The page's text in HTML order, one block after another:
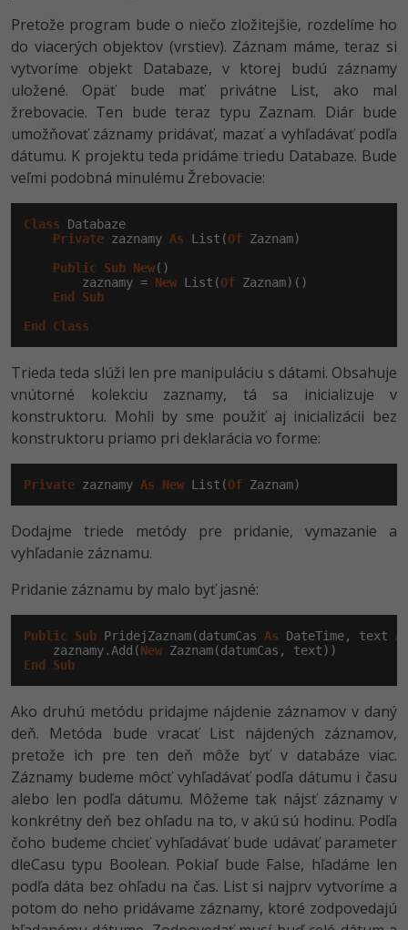
Fórum
Linux a UNIX
Siete
Kybernetická bezpečnost
Elektronický podpis
Windows
Fotografovanie -80%
Video
Ostatné
Fórum
Pretože program bude o niečo zložitejšie, rozdelíme ho
do viacerých objektov (vrstiev). Záznam máme, teraz si
vytvoríme objekt Databaze, v ktorej budú záznamy
uložené. Opäť bude mať privátne List, ako mal
žrebovacie. Ten bude teraz typu Zaznam. Diár bude
umožňovať záznamy pridávať, mazať a vyhľadávať podľa
dátumu. K projektu teda pridáme triedu Databaze. Bude
veľmi podobná minulému Žrebovacie:
Class Databaze
Private zaznamy As List(Of Zaznam)
Public
Sub New()
        zaznamy =
New List(Of Zaznam)()
End
Sub
End
Class
Trieda teda slúži len pre manipuláciu s dátami. Obsahuje
vnútorné kolekciu zaznamy, tá sa inicializuje v
konstruktoru. Mohli by sme použiť aj inicializácii bez
konstruktoru priamo pri deklarácia vo forme:
Private zaznamy As New List(Of Zaznam)
Dodajme triede metódy pre pridanie, vymazanie a
vyhľadanie záznamu.
Pridanie záznamu by malo byť jasné:
Public Sub PridejZaznam(datumCas As DateTime, text
    zaznamy.Add(
New
End
Sub
Ako druhú metódu pridajme nájdenie záznamov v daný
deň. Metóda bude vracať List nájdených záznamov,
pretože ich pre ten deň môže byť v databáze viac.
Záznamy budeme môcť vyhľadávať podľa dátumu i času
alebo len podľa dátumu. Môžeme tak nájsť záznamy v
konkrétny deň bez ohľadu na to, v akú sú hodinu. Podľa
čoho budeme chcieť vyhľadávať bude udávať parameter
dleCasu typu Boolean. Pokiaľ bude False, hľadáme len
podľa dáta bez ohľadu na čas. List si najprv vytvoríme a
potom do neho pridávame záznamy, ktoré zodpovedajú